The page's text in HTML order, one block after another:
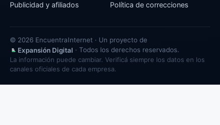
Publicidad y afiliados
Política de correcciones
© 2026 EncuentraInternet · Un proyecto de
Expansión Digital · Todos los derechos reservados.
La información puede cambiar. Verificá siempre los datos en los
canales oficiales de cada empresa.